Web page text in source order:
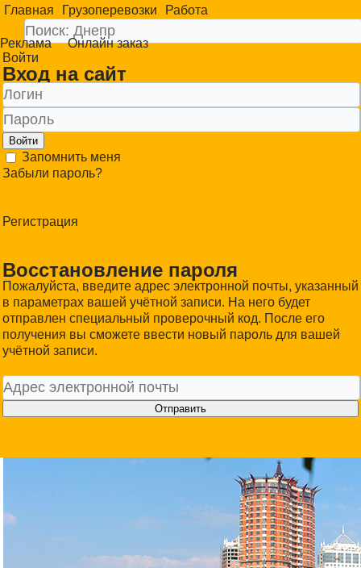
Главная Грузоперевозки Работа
Реклама
Онлайн заказ
Войти
Вход на сайт
Войти
Запомнить меня
Забыли пароль?
Регистрация
Восстановление пароля
Пожалуйста, введите адрес электронной почты, указанный
в параметрах вашей учётной записи. На него будет
отправлен специальный проверочный код. После его
получения вы сможете ввести новый пароль для вашей
учётной записи.
Отправить